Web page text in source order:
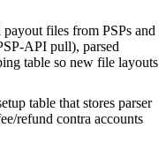
files from PSPs and
API pull), parsed
table so new file layouts
table that stores parser
refund contra accounts